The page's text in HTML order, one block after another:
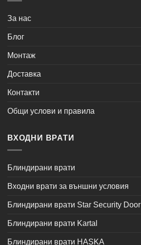
За нас
Блог
Монтаж
Доставка
Контакти
Общи услови и правила
ВХОДНИ ВРАТИ
Блиндирани врати
Входни врати за външни условия
Блиндирани врати Star Security Door
Блиндирани врати Kartal
Блиндирани врати HASKA